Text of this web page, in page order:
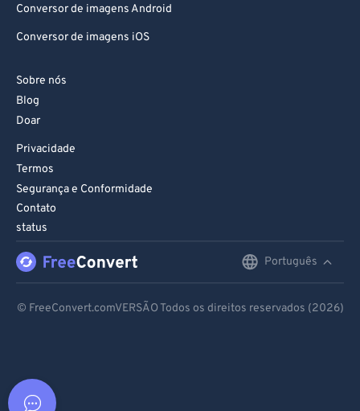
Conversor de imagens Android
Conversor de imagens iOS
Sobre nós
Blog
Doar
Privacidade
Termos
Segurança e Conformidade
Contato
status
Português
© FreeConvert.comVERSÃO Todos os direitos reservados (2026)